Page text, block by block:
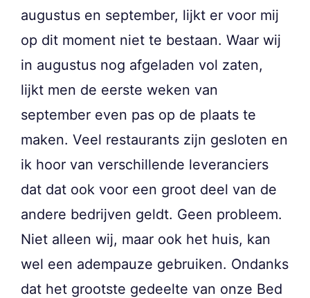
augustus en september, lijkt er voor mij
op dit moment niet te bestaan. Waar wij
in augustus nog afgeladen vol zaten,
lijkt men de eerste weken van
september even pas op de plaats te
maken. Veel restaurants zijn gesloten en
ik hoor van verschillende leveranciers
dat dat ook voor een groot deel van de
andere bedrijven geldt. Geen probleem.
Niet alleen wij, maar ook het huis, kan
wel een adempauze gebruiken. Ondanks
dat het grootste gedeelte van onze Bed